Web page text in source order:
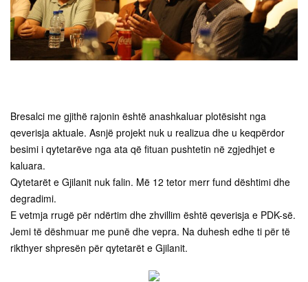
Bresalci me gjithë rajonin është anashkaluar plotësisht nga
qeverisja aktuale. Asnjë projekt nuk u realizua dhe u keqpërdor
besimi i qytetarëve nga ata që fituan pushtetin në zgjedhjet e
kaluara.
Qytetarët e Gjilanit nuk falin. Më 12 tetor merr fund dështimi dhe
degradimi.
E vetmja rrugë për ndërtim dhe zhvillim është qeverisja e PDK-së.
Jemi të dëshmuar me punë dhe vepra. Na duhesh edhe ti për të
rikthyer shpresën për qytetarët e Gjilanit.